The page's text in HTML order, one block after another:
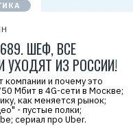
ШЕФ, ВСЕ
УХОДЯТ ИЗ РОССИИ!
компании и почему это
Мбит в 4G-сети в Москве;
как меняется рынок;
- пустые полки;
сериал про Uber.